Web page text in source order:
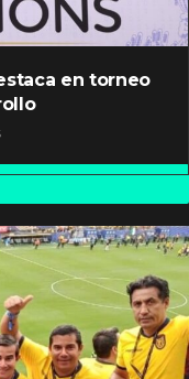
en torneo